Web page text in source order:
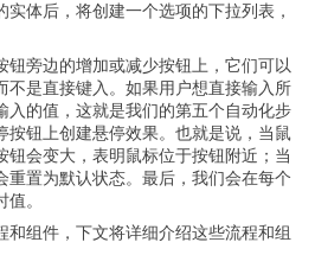
体后，将创建一个选项的下拉列表，
钮旁边的增加或减少按钮上，它们可以
不是直接键入。如果用户想直接输入所
入的值，这就是我们的第五个自动化步
按钮上创建悬停效果。也就是说，当鼠
钮会变大，表明鼠标位于按钮附近；当
重置为默认状态。最后，我们会在每个
值。
和组件，下文将详细介绍这些流程和组